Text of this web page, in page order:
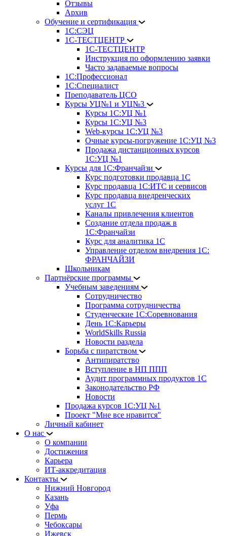
Отзывы
Архив
Обучение и сертификация
1С:СЭЦ
1С-ТЕСТЦЕНТР
1С-ТЕСТЦЕНТР
Инструкция по оформлению заявки
Часто задаваемые вопросы
1С:Профессионал
1С:Специалист
Преподаватель ЦСО
Курсы УЦ№1 и УЦ№3
Курсы 1С:УЦ №1
Курсы 1С:УЦ №3
Web-курсы 1С:УЦ №3
Очные курсы-погружение 1С:УЦ №3
Продажа дистанционных курсов
1С:УЦ №1
Курсы для 1С:Франчайзи
Курс подготовки продавца 1С
Курс продавца 1С:ИТС и сервисов
Курс продавца внедренческих
услуг 1С
Каналы привлечения клиентов
Создание отдела продаж в
1С:Франчайзи
Курс для аналитика 1С
Управление отделом внедрения 1С:
ФРАНЧАЙЗИ
Школьникам
Партнёрские программы
Учебным заведениям
Сотрудничество
Программа сотрудничества
Студенческие 1С:Соревнования
День 1С:Карьеры
WorldSkills Russia
Новости раздела
Борьба с пиратством
Антипиратство
Вступление в НП ППП
Аудит программных продуктов 1С
Законодательство РФ
Новости
Продажа курсов 1С:УЦ №1
Проект "Мне все нравится"
Личный кабинет
О нас
О компании
Достижения
Карьера
ИТ-аккредитация
Контакты
Нижний Новгород
Казань
Уфа
Пермь
Чебоксары
Ижевск